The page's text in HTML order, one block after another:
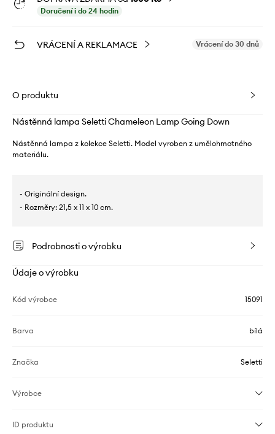
Doručení i do 24 hodin
VRÁCENÍ A REKLAMACE Vrácení do 30 dnů
O produktu
Nástěnná lampa Seletti Chameleon Lamp Going Down
Nástěnná lampa z kolekce Seletti. Model vyroben z umělohmotného
materiálu.
- Originální design.
- Rozměry: 21,5 x 11 x 10 cm.
Podrobnosti o výrobku
Údaje o výrobku
Kód výrobce 15091
Barva bílá
Značka Seletti
Výrobce
ID produktu